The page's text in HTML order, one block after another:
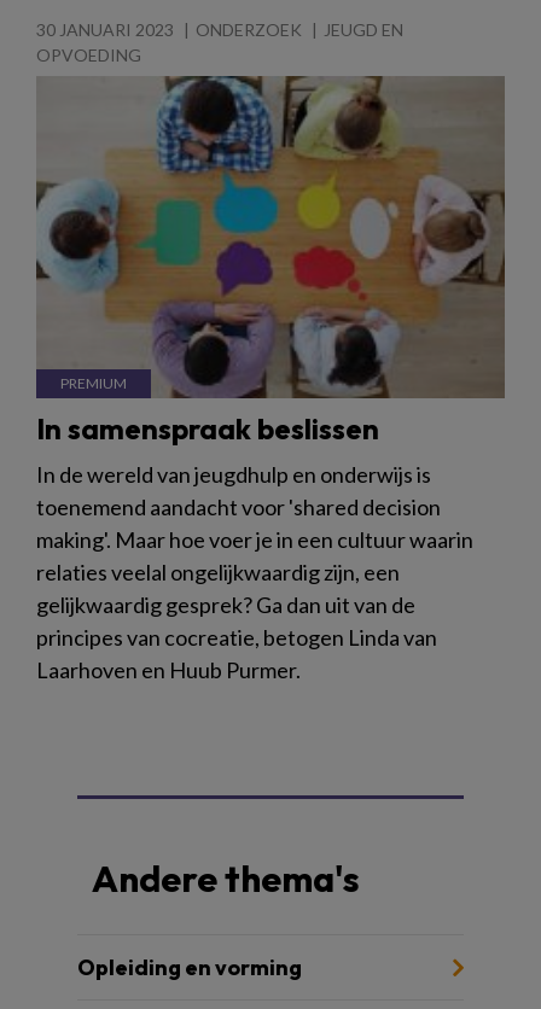
30 JANUARI 2023 ONDERZOEK
JEUGD EN
OPVOEDING
In samenspraak beslissen
In de wereld van jeugdhulp en onderwijs is
toenemend aandacht voor 'shared decision
making'. Maar hoe voer je in een cultuur waarin
relaties veelal ongelijkwaardig zijn, een
gelijkwaardig gesprek? Ga dan uit van de
principes van cocreatie, betogen Linda van
Laarhoven en Huub Purmer.
Andere thema's
Opleiding en vorming